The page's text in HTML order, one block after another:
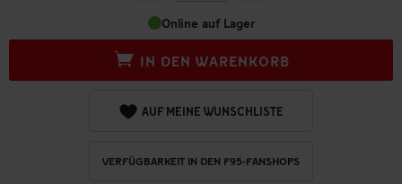
Online auf Lager
IN DEN WARENKORB
AUF MEINE WUNSCHLISTE
VERFÜGBARKEIT IN DEN F95-FANSHOPS